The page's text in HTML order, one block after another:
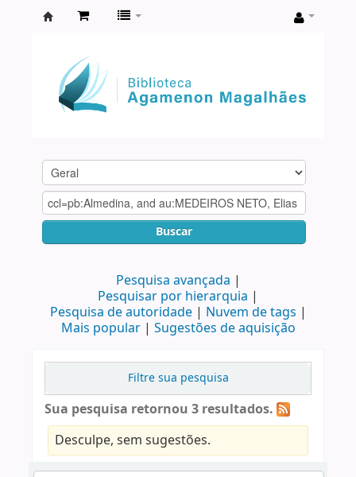
Agamenon
Magalhães
Buscar
Pesquisa avançada
Pesquisar por hierarquia
Pesquisa de autoridade
Nuvem de tags
Mais popular
Sugestões de aquisição
Filtre sua pesquisa
Sua pesquisa retornou 3 resultados.
Desculpe, sem sugestões.